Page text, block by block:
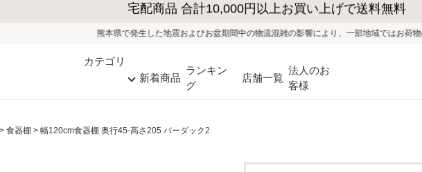
大型家具の送料・設置無料（※当社エリア）
熊本県で発生した地震およびお盆期間中の物流混雑の影響により、一部地域ではお荷物のお届けに遅れが生じ
カテゴリ
新着商品
ランキン
グ
店舗一覧
法人のお
客様
食器棚 幅120cm食器棚 奥行45-高さ205 バーダック2